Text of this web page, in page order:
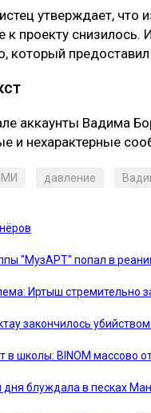
утверждает, что
к проекту
который
аккаунты Вадима
и нехарактерные
давление